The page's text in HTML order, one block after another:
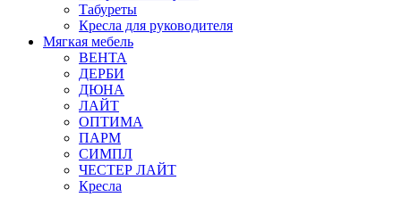
Табуреты
Кресла для руководителя
Мягкая мебель
ВЕНТА
ДЕРБИ
ДЮНА
ЛАЙТ
ОПТИМА
ПАРМ
СИМПЛ
ЧЕСТЕР ЛАЙТ
Кресла